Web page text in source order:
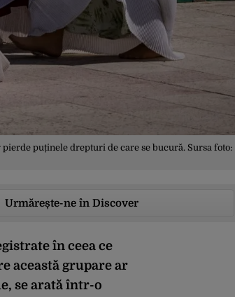
puținele drepturi de care se bucură. Sursa foto:
Urmărește-ne în Discover
în ceea ce
această grupare ar
, se arată într-o